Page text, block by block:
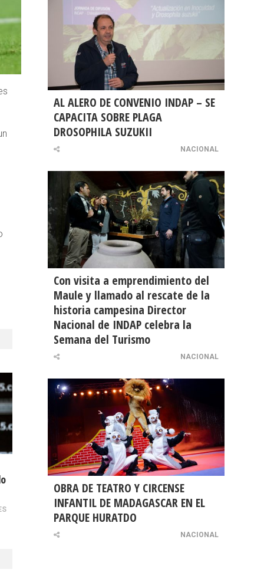
AL ALERO DE CONVENIO INDAP – SE
CAPACITA SOBRE PLAGA
DROSOPHILA SUZUKII
NACIONAL
Con visita a emprendimiento del
Maule y llamado al rescate de la
historia campesina Director
Nacional de INDAP celebra la
Semana del Turismo
NACIONAL
OBRA DE TEATRO Y CIRCENSE
INFANTIL DE MADAGASCAR EN EL
PARQUE HURATDO
NACIONAL